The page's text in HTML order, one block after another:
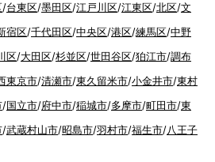
/台東区/墨田区/江戸川区/江東区/北区/文
宿区/千代田区/中央区/港区/練馬区/中野
区/大田区/杉並区/世田谷区/狛江市/調布
東京市/清瀬市/東久留米市/小金井市/東村
/国立市/府中市/稲城市/多摩市/町田市/東
/武蔵村山市/昭島市/羽村市/福生市/八王子